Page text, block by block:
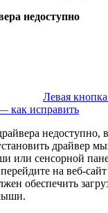
недоступно
Левая
как исправить
недоступно,
драйвер
или сенсорной
на веб-
обеспечить